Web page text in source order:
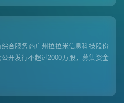
合服务商广州拉拉米信息科技股份
开发行不超过2000万股，募集资金